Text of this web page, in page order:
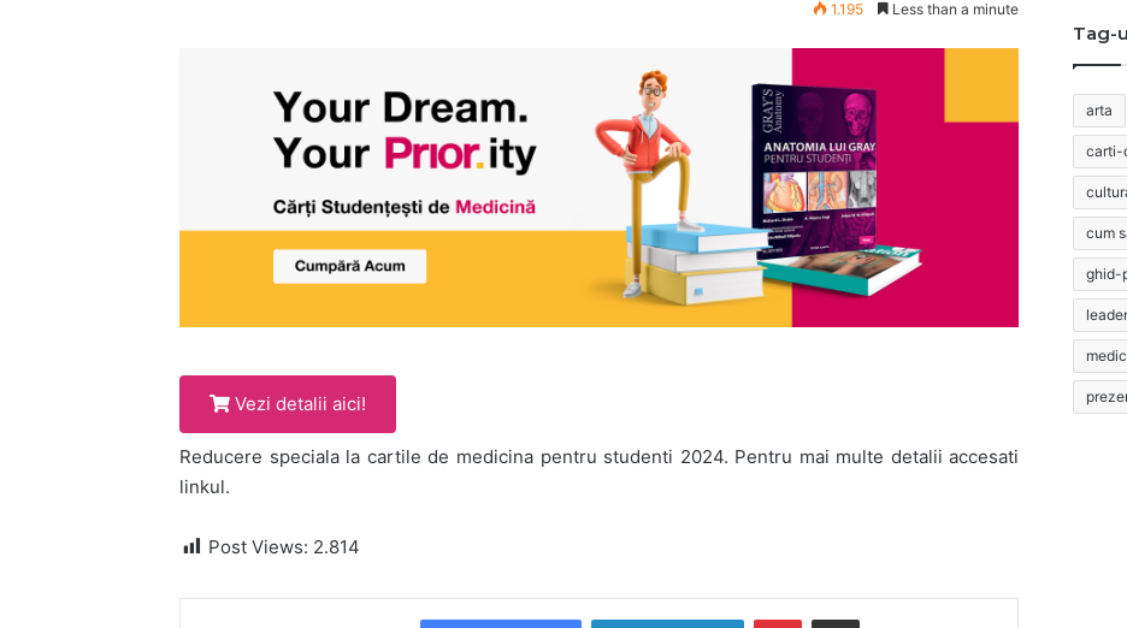
1.195 Less than a minute
Vezi detalii aici!
Reducere speciala la cartile de medicina pentru studenti 2024. Pentru mai multe detalii accesati
linkul.
Post Views: 2.814
Tag-
arta
carti-
cum
ghid-